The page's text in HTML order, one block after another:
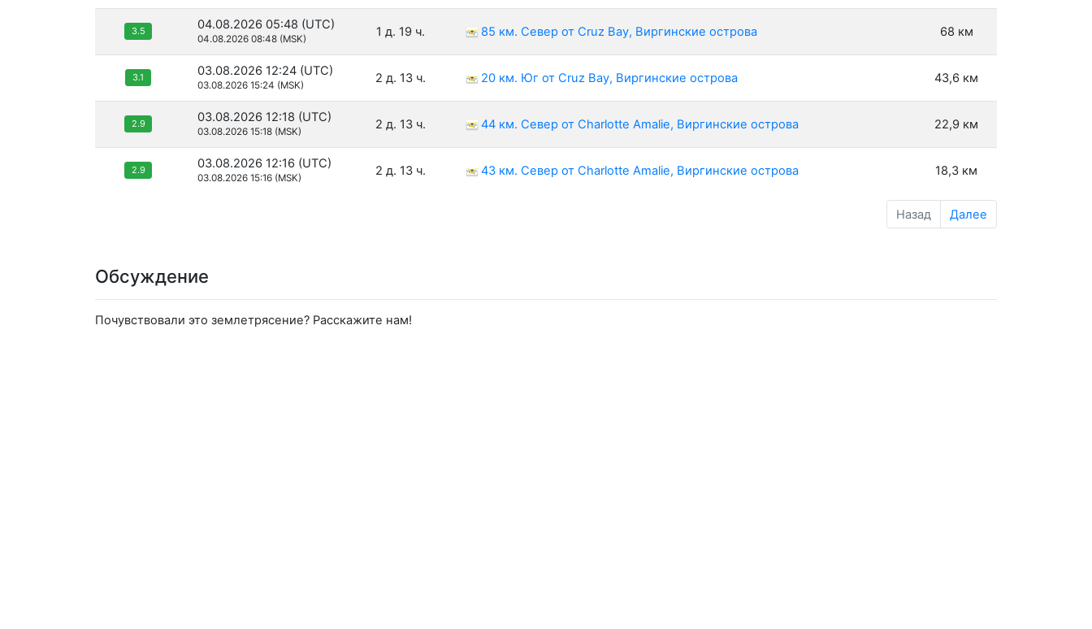
3.5 04.08.2026 05:48 (UTC)
04.08.2026 08:48 (MSK) 1 д. 19 ч. 85 км. Север от Cruz Bay, Виргинские острова 68 км
3.1 03.08.2026 12:24 (UTC)
03.08.2026 15:24 (MSK) 2 д. 13 ч. 20 км. Юг от Cruz Bay, Виргинские острова 43,6 км
2.9 03.08.2026 12:18 (UTC)
03.08.2026 15:18 (MSK) 2 д. 13 ч. 44 км. Север от Charlotte Amalie, Виргинские острова 22,9 км
2.9 03.08.2026 12:16 (UTC)
03.08.2026 15:16 (MSK) 2 д. 13 ч. 43 км. Север от Charlotte Amalie, Виргинские острова 18,3 км
Назад Далее
Обсуждение
Почувствовали это землетрясение? Расскажите нам!